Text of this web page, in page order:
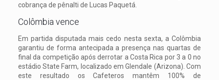
cobrança de pênalti de Lucas Paquetá.
Colômbia vence
Em partida disputada mais cedo nesta sexta, a Colômbia
garantiu de forma antecipada a presença nas quartas de
final da competição após derrotar a Costa Rica por 3 a 0 no
estádio State Farm, localizado em Glendale (Arizona). Com
este resultado os Cafeteros mantêm 100% de